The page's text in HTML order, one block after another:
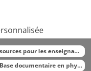
pour les enseignants
Base documentaire en